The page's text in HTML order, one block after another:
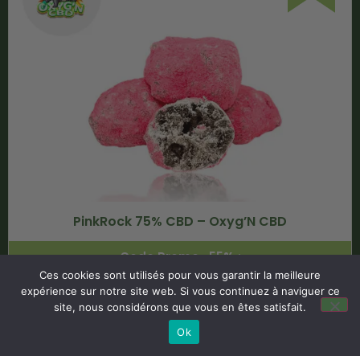
PinkRock 75% CBD – Oxyg’N CBD
Code Promo -55% :
LACREMEDUCBD
€13.26
5.96
Ces cookies sont utilisés pour vous garantir la meilleure
expérience sur notre site web. Si vous continuez à naviguer ce
site, nous considérons que vous en êtes satisfait.
Ok